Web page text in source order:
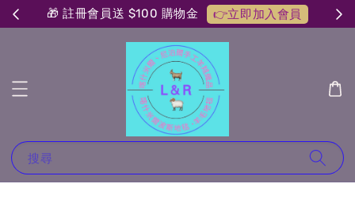
🎁 註冊會員送 $100 購物金 👉立即加入會員
搜尋